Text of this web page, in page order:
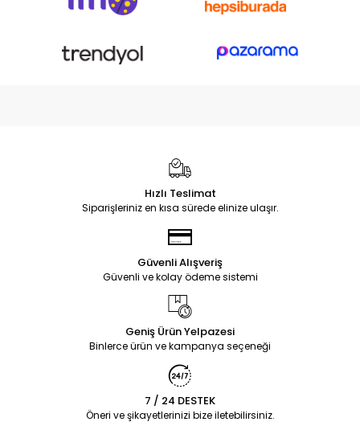
Hızlı Teslimat
Siparişleriniz en kısa sürede elinize ulaşır.
Güvenli Alışveriş
Güvenli ve kolay ödeme sistemi
Geniş Ürün Yelpazesi
Binlerce ürün ve kampanya seçeneği
7 / 24 DESTEK
Öneri ve şikayetlerinizi bize iletebilirsiniz.